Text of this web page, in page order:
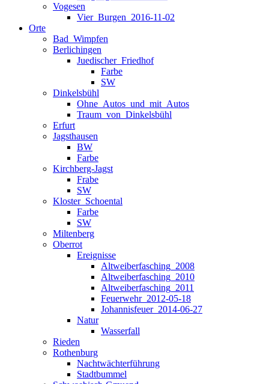
Vogesen
Vier_Burgen_2016-11-02
Orte
Bad_Wimpfen
Berlichingen
Juedischer_Friedhof
Farbe
SW
Dinkelsbühl
Ohne_Autos_und_mit_Autos
Traum_von_Dinkelsbühl
Erfurt
Jagsthausen
BW
Farbe
Kirchberg-Jagst
Frabe
SW
Kloster_Schoental
Farbe
SW
Miltenberg
Oberrot
Ereignisse
Altweiberfasching_2008
Altweiberfasching_2010
Altweiberfasching_2011
Feuerwehr_2012-05-18
Johannisfeuer_2014-06-27
Natur
Wasserfall
Rieden
Rothenburg
Nachtwächterführung
Stadtbummel